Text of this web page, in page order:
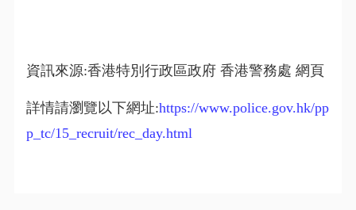
資訊來源:香港特別行政區政府 香港警務處 網頁
詳情請瀏覽以下網址:https://www.police.gov.hk/pp
p_tc/15_recruit/rec_day.html